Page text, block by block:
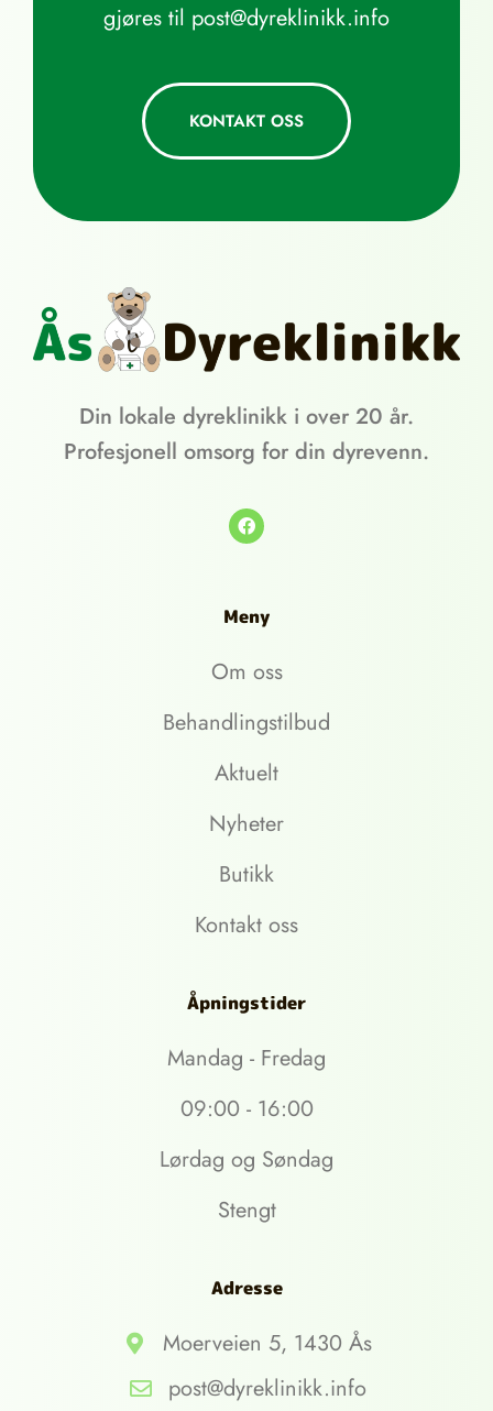
gjøres til post@dyreklinikk.info
KONTAKT OSS
Din lokale dyreklinikk i over 20 år.
Profesjonell omsorg for din dyrevenn.
Meny
Om oss
Behandlingstilbud
Aktuelt
Nyheter
Butikk
Kontakt oss
Åpningstider
Mandag - Fredag
09:00 - 16:00
Lørdag og Søndag
Stengt
Adresse
Moerveien 5, 1430 Ås
post@dyreklinikk.info